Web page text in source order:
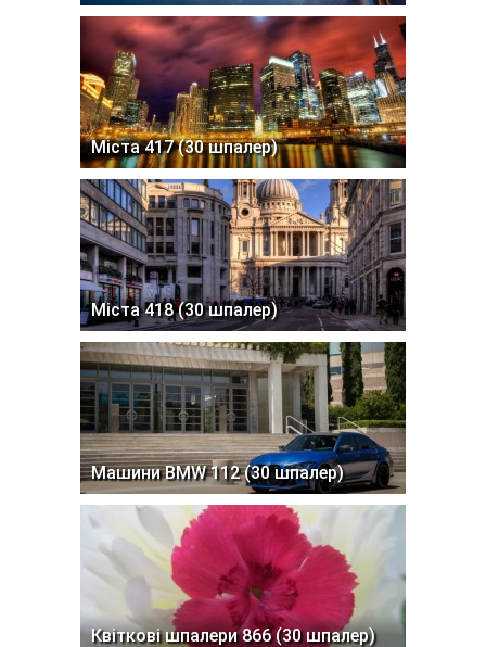
Міста 417 (30 шпалер)
Міста 418 (30 шпалер)
Машини BMW 112 (30 шпалер)
Квіткові шпалери 866 (30 шпалер)